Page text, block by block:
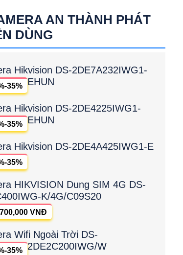
AN THÀNH PHÁT
DÙNG
Hikvision DS-2DE7A232IWG1-
EHUN
35%
Hikvision DS-2DE4225IWG1-
EHUN
35%
Hikvision DS-2DE4A425IWG1-E
35%
HIKVISION Dung SIM 4G DS-
K/4G/C09S20
VNĐ
Wifi Ngoài Trời DS-
2DE2C200IWG/W
35%